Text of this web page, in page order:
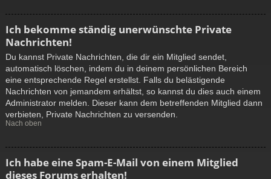
Ich bekomme ständig unerwünschte Private
Nachrichten!
Du kannst Private Nachrichten, die dir ein Mitglied sendet,
automatisch löschen, indem du in deinem persönlichen Bereich
eine entsprechende Regel erstellst. Falls du belästigende
Nachrichten von jemandem erhältst, so kannst du dies auch einem
Administrator melden. Dieser kann dem betreffenden Mitglied dann
verbieten, Private Nachrichten zu versenden.
Nach oben
Ich habe eine Spam-E-Mail von einem Mitglied
dieses Forums erhalten!